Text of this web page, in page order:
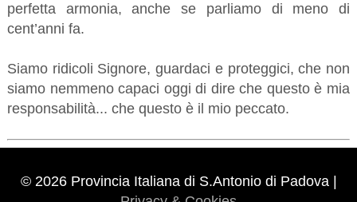
perfetta armonia, anche se parliamo di meno di
cent’anni fa.
Siamo ridicoli Signore, guardaci e proteggici, che non
siamo nemmeno capaci oggi di dire che questo è mia
responsabilità... che questo è il mio peccato.
© 2026 Provincia Italiana di S.Antonio di Padova |